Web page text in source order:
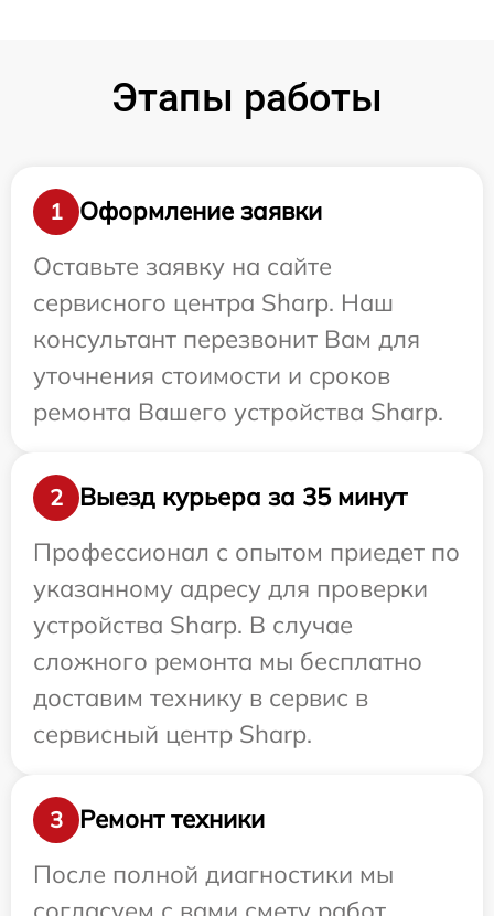
Этапы работы
1
Оформление заявки
Оставьте заявку на сайте
сервисного центра Sharp. Наш
консультант перезвонит Вам для
уточнения стоимости и сроков
ремонта Вашего устройства Sharp.
2
Выезд курьера за 35 минут
Профессионал с опытом приедет по
указанному адресу для проверки
устройства Sharp. В случае
сложного ремонта мы бесплатно
доставим технику в сервис в
сервисный центр Sharp.
3
Ремонт техники
После полной диагностики мы